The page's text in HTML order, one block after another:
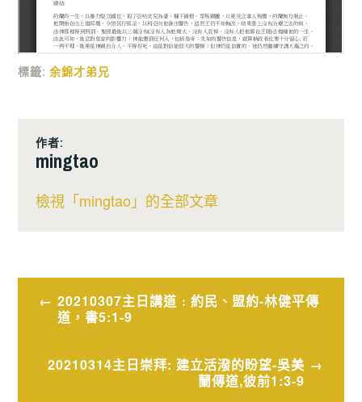
標籤:余錦才弟兄
作者:
mingtao
檢視「mingtao」的全部文章
文
20210307主日講道﹕約民、盟約-林健平傳
道，書5:1-9
20210314主日崇拜: 建立活潑的盼望-吳美
蘭傳道,彼前1:3-9